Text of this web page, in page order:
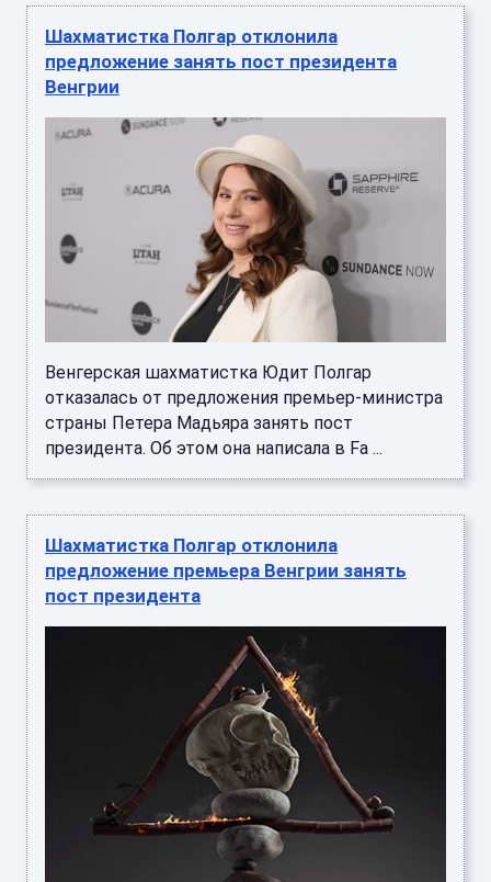
Шахматистка Полгар отклонила
предложение занять пост президента
Венгрии
Венгерская шахматистка Юдит Полгар
отказалась от предложения премьер-министра
страны Петера Мадьяра занять пост
президента. Об этом она написала в Fa ...
Шахматистка Полгар отклонила
предложение премьера Венгрии занять
пост президента